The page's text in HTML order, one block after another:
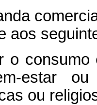
aos
o consumo
estar
ou